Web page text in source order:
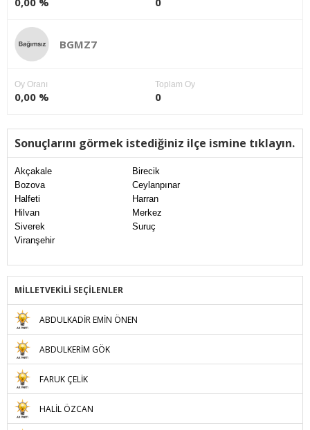
BGMZ7
Oy Oranı
0,00 %
Toplam Oy
0
Sonuçlarını görmek istediğiniz ilçe ismine tıklayın.
Akçakale
Birecik
Bozova
Ceylanpınar
Halfeti
Harran
Hilvan
Merkez
Siverek
Suruç
Viranşehir
MİLLETVEKİLİ SEÇİLENLER
ABDULKADİR EMİN ÖNEN
ABDULKERİM GÖK
FARUK ÇELİK
HALİL ÖZCAN